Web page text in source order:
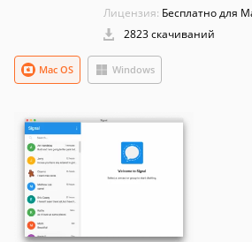
Лицензия: Бесплатно для
2823 скачиваний
Windows
Mac OS